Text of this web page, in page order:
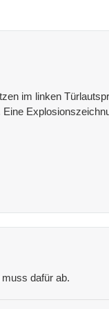
im linken
dafür ab.